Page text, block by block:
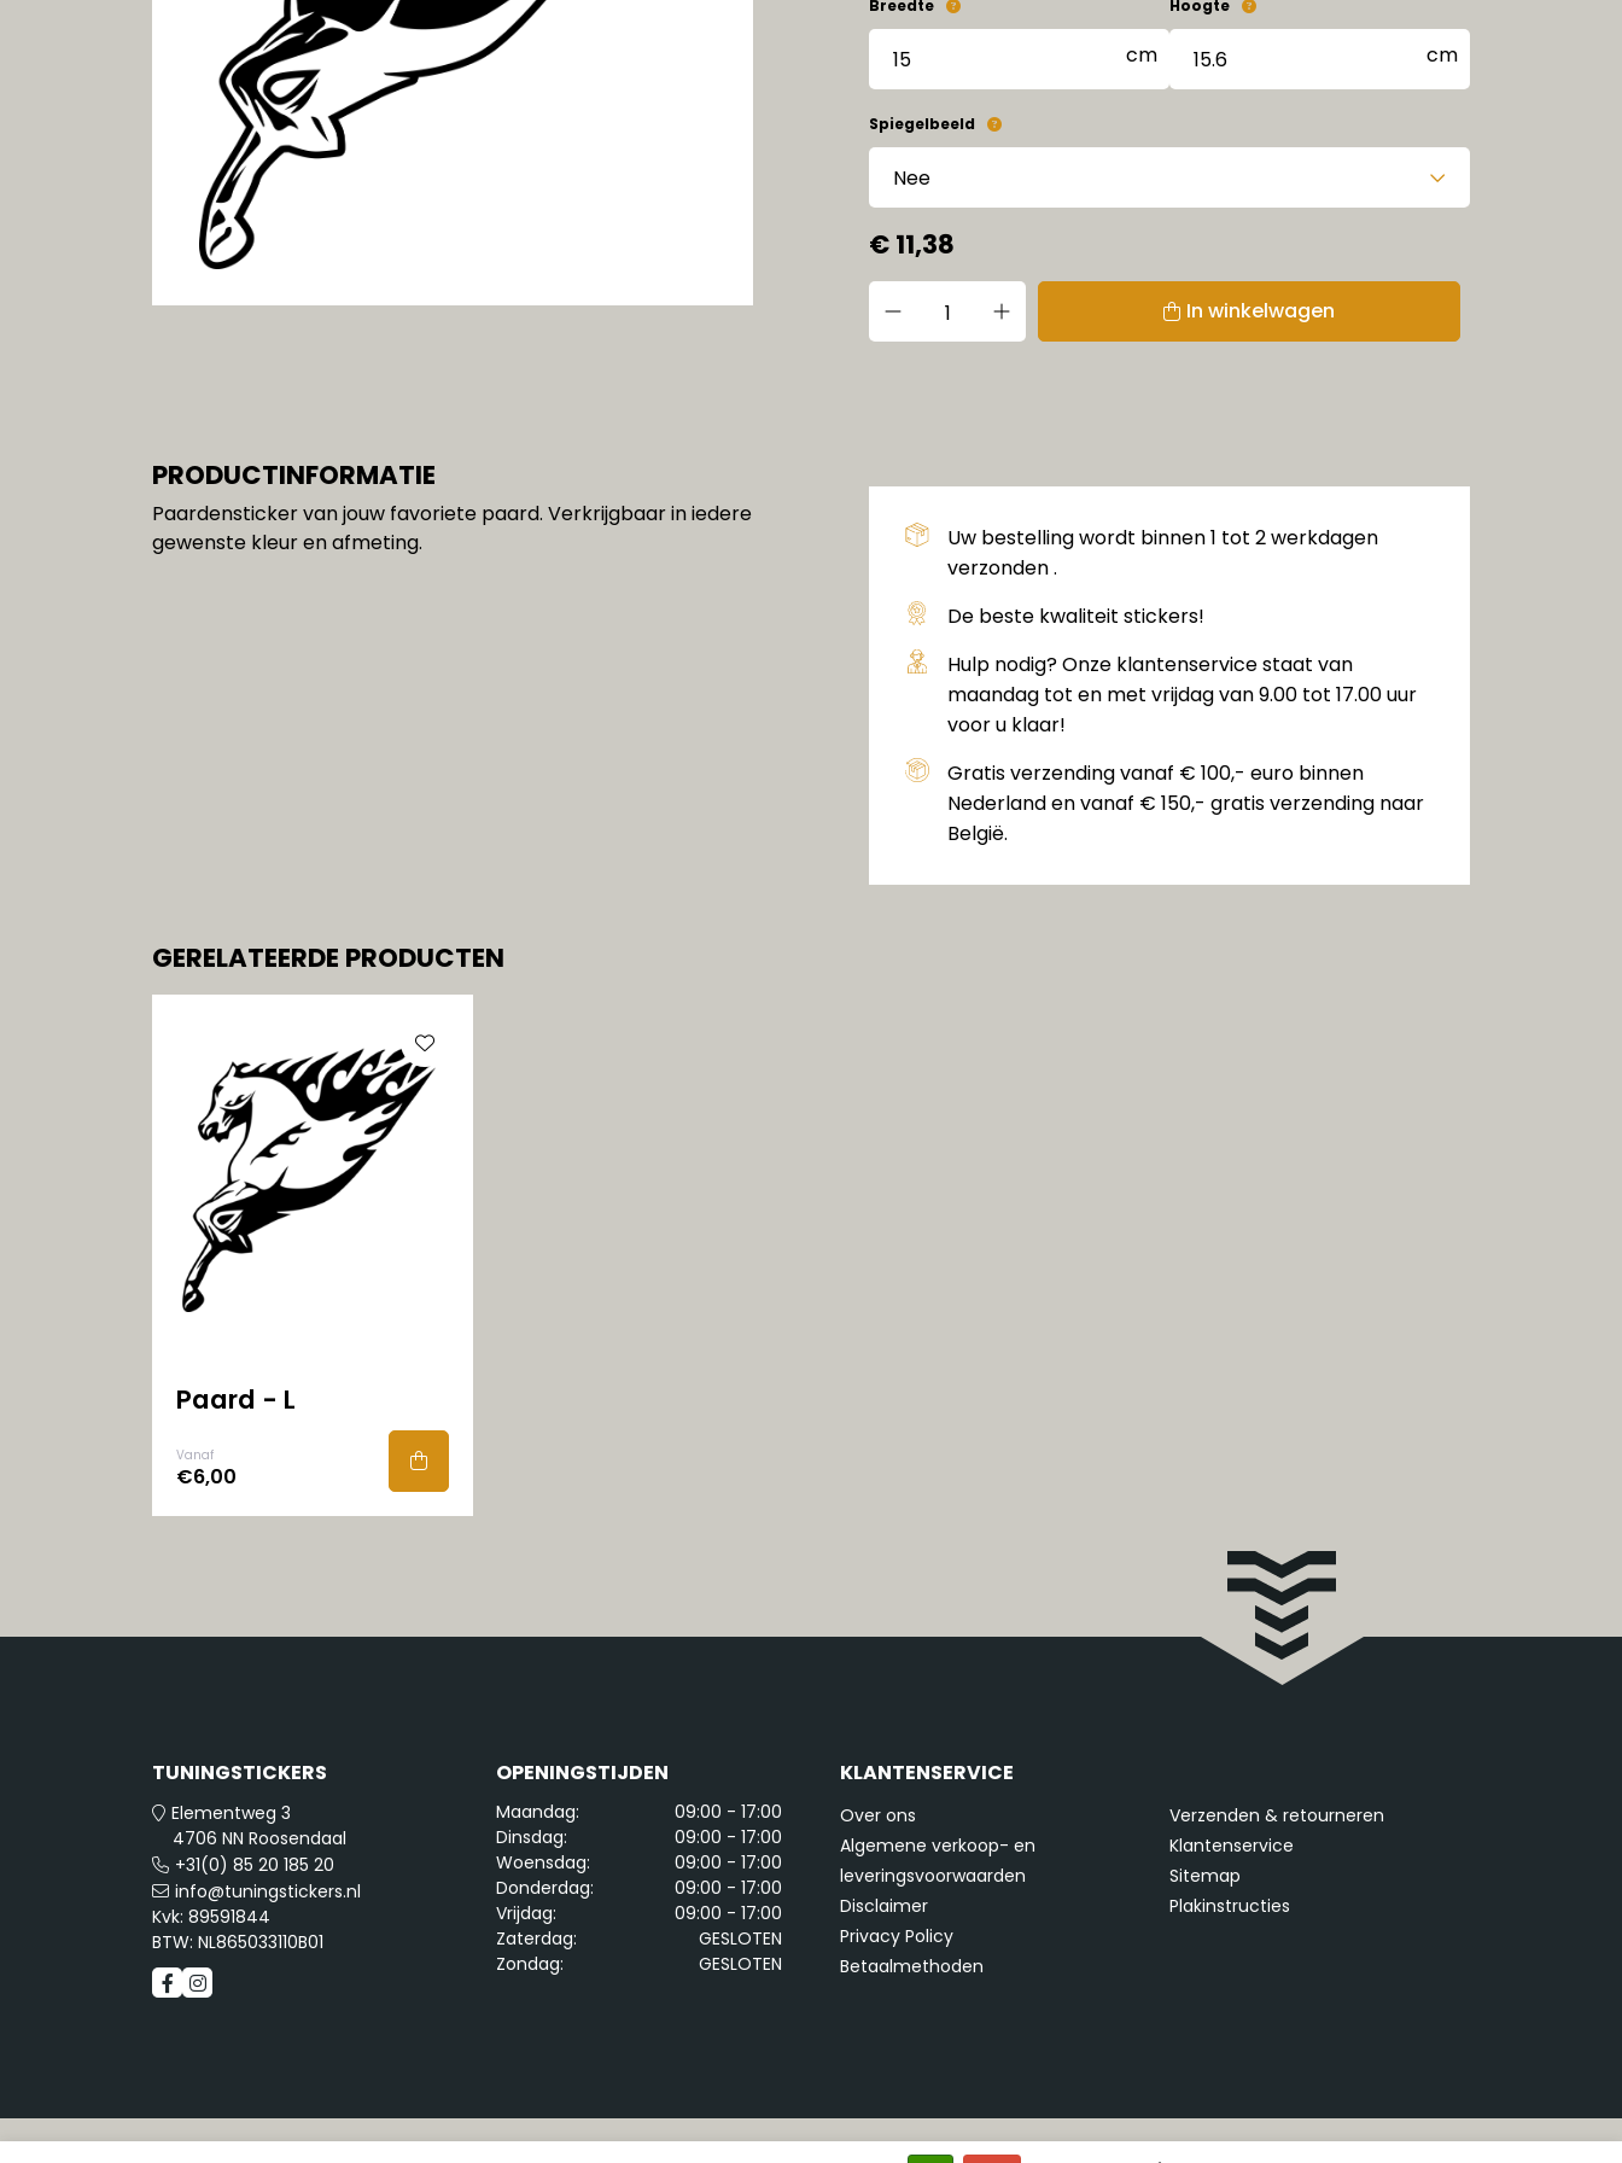
Gereedschap
Breedte Hoogte
Spiegelbeeld
€ 11,38
In winkelwagen
PRODUCTINFORMATIE
Paardensticker van jouw favoriete paard. Verkrijgbaar in iedere
gewenste kleur en afmeting.
Uw bestelling wordt binnen 1 tot 2 werkdagen
verzonden .
De beste kwaliteit stickers!
Hulp nodig? Onze klantenservice staat van
maandag tot en met vrijdag van 9.00 tot 17.00 uur
voor u klaar!
Gratis verzending vanaf € 100,- euro binnen
Nederland en vanaf € 150,- gratis verzending naar
België.
GERELATEERDE PRODUCTEN
Paard - L
Vanaf
€6,00
TUNINGSTICKERS
Elementweg 3
4706 NN Roosendaal
+31(0) 85 20 185 20
info@tuningstickers.nl
Kvk: 89591844
BTW: NL865033110B01
OPENINGSTIJDEN
Maandag:
09:00 - 17:00
Dinsdag:
09:00 - 17:00
Woensdag:
09:00 - 17:00
Donderdag:
09:00 - 17:00
Vrijdag:
09:00 - 17:00
Zaterdag:
GESLOTEN
Zondag:
GESLOTEN
KLANTENSERVICE
Over ons
Algemene verkoop- en
leveringsvoorwaarden
Disclaimer
Privacy Policy
Betaalmethoden
Verzenden & retourneren
Klantenservice
Sitemap
Plakinstructies